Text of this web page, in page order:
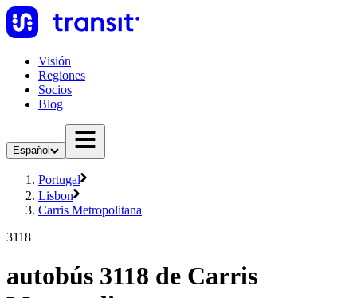
Visión
Regiones
Socios
Blog
Español
Portugal
Lisbon
Carris Metropolitana
3118
autobús 3118 de Carris